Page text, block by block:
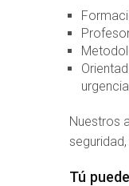
Nuestros
Tú